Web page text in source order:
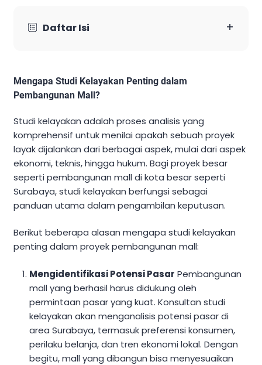
Daftar Isi +
Mengapa Studi Kelayakan Penting dalam
Pembangunan Mall?
Studi kelayakan adalah proses analisis yang
komprehensif untuk menilai apakah sebuah proyek
layak dijalankan dari berbagai aspek, mulai dari aspek
ekonomi, teknis, hingga hukum. Bagi proyek besar
seperti pembangunan mall di kota besar seperti
Surabaya, studi kelayakan berfungsi sebagai
panduan utama dalam pengambilan keputusan.
Berikut beberapa alasan mengapa studi kelayakan
penting dalam proyek pembangunan mall:
Mengidentifikasi Potensi Pasar Pembangunan
mall yang berhasil harus didukung oleh
permintaan pasar yang kuat. Konsultan studi
kelayakan akan menganalisis potensi pasar di
area Surabaya, termasuk preferensi konsumen,
perilaku belanja, dan tren ekonomi lokal. Dengan
begitu, mall yang dibangun bisa menyesuaikan